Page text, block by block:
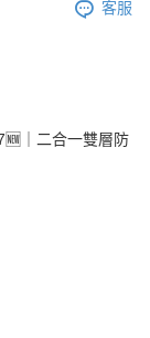
客服
｜二合一雙層防